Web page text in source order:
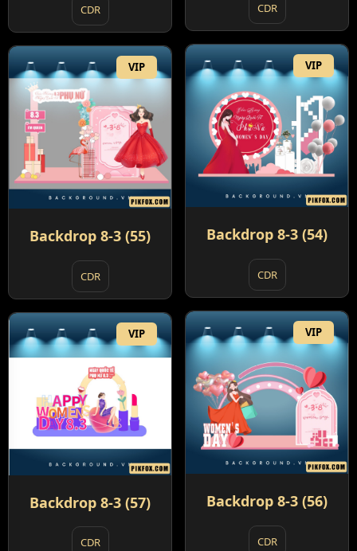
CDR
CDR
VIP
Backdrop 8-3 (54)
CDR
VIP
Backdrop 8-3 (55)
CDR
VIP
Backdrop 8-3 (56)
CDR
VIP
Backdrop 8-3 (57)
CDR